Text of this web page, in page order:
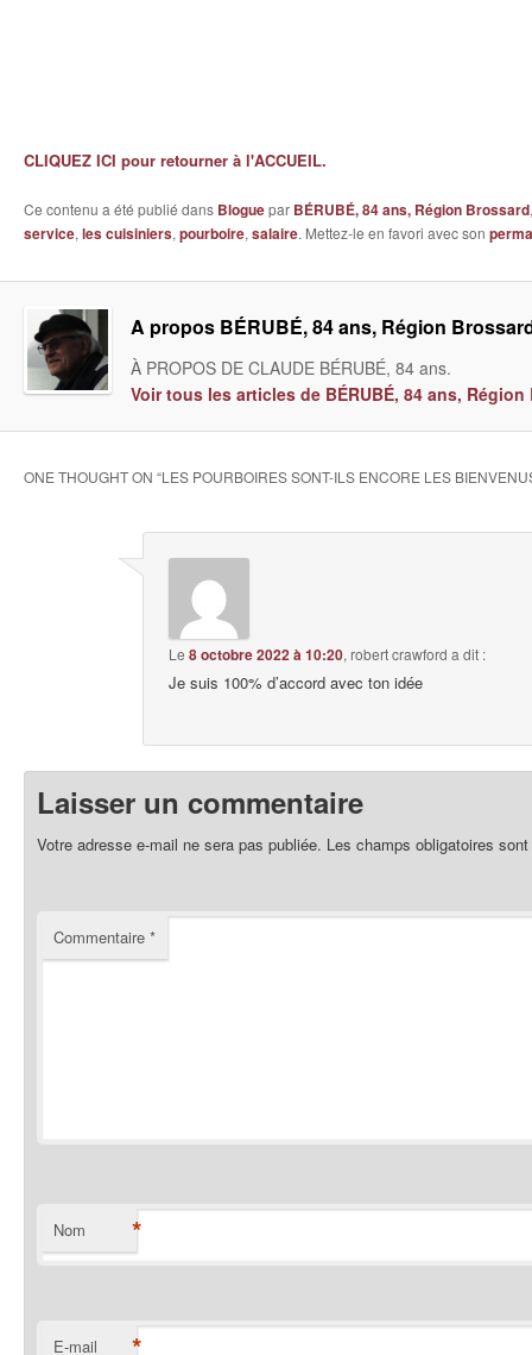
CLIQUEZ ICI pour retourner à l'ACCUEIL.
Ce contenu a été publié dans Bloguepar BÉRUBÉ, 84 ans, Région Brossard
service, les cuisiniers, pourboire, salaire. Mettez-le en favori avec son
A propos BÉRUBÉ, 84 ans, Région
À PROPOS DE CLAUDE BÉRUBÉ, 84 ans.
Voir tous les articles de BÉRUBÉ, 84 ans,
ONE THOUGHT ON “LES POURBOIRES SONT-ILS ENCORE LES
Le8 octobre 2022 à 10:20,robert crawford a dit :
Je suis 100% d’accord avec ton idée
Laisser un commentaire
Votre adresse e-mail ne sera pas publiée. Les champs obligatoires
Commentaire *
Nom *
E-mail *